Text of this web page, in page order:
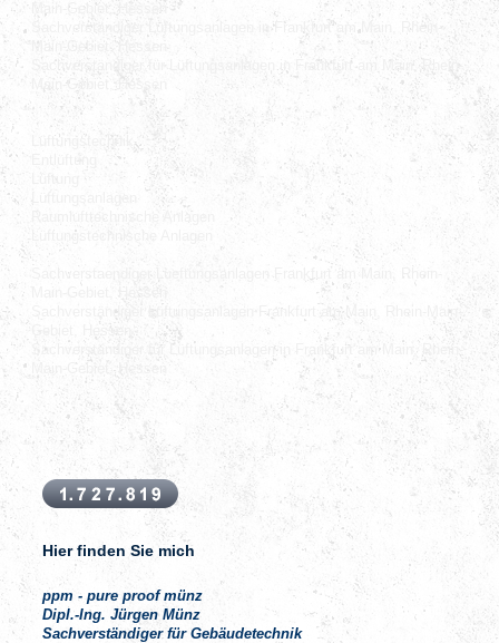
Main-Gebiet, Hessen
Sachverständiger Lüftungsanlagen in Frankfurt am Main, Rhein-
Sachverständiger für Lüftungsanlagen in Frankfurt am Main, Rhein-
Main-Gebiet, Hessen
Lüftungstechnik
Lüftungstechnische Anlagen
Sachverstaendiger Lueftungsanlagen Frankfurt am Main, Rhein-
Main-Gebiet, Hessen
Sachverständiger Lüftungsanlagen Frankfurt am Main, Rhein-Main-
Gebiet, Hessen
Sachverständiger für Lüftungsanlagen in Frankfurt am Main, Rhein-
Main-Gebiet, Hessen
Hier finden Sie mich
ppm - pure proof münz
Dipl.-Ing. Jürgen Münz
Sachverständiger für Gebäudetechnik